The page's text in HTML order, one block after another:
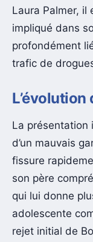
Laura Palmer, il
impliqué dans
profondément
trafic de
La présentation
d’un mauvais
fissure
son père
qui lui donne
adolescente
rejet initial de